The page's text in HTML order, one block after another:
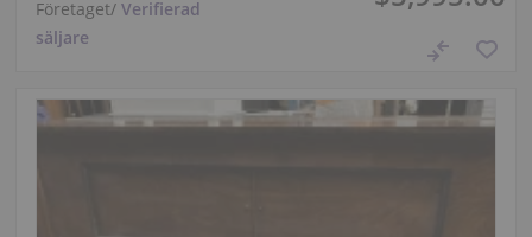
Företaget/ Verifierad
säljare